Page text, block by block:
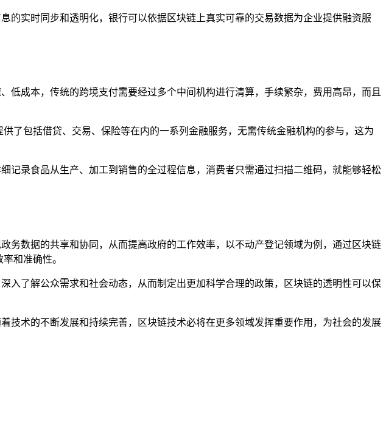
的实时同步和透明化，银行可以依据区块链上真实可靠的交易数据为企业提供融资服
低成本，传统的跨境支付需要经过多个中间机构进行清算，手续繁杂，费用高昂，而且
了包括借贷、交易、保险等在内的一系列金融服务，无需传统金融机构的参与，这为
记录食品从生产、加工到销售的全过程信息，消费者只需通过扫描二维码，就能够轻松
务数据的共享和协同，从而提高政府的工作效率，以不动产登记领域为例，通过区块链
和准确性。
入了解公众需求和社会动态，从而制定出更加科学合理的政策，区块链的透明性可以保
技术的不断发展和持续完善，区块链技术必将在更多领域发挥重要作用，为社会的发展